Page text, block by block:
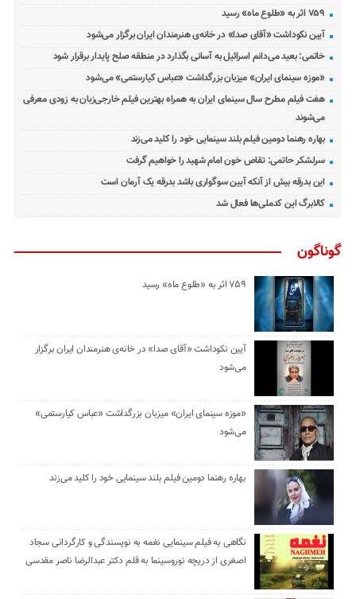
۷۵۹ اثر به «طلوع ماه» رسید
آیین نکوداشت «آقای صدا» در خانه‌ی هنرمندان ایران برگزار می‌شود
خاتمی: بعید می‌دانم اسرائیل به آسانی بگذارد در منطقه صلح پایدار برقرار شود
«موزه سینمای ایران» میزبان بزرگداشت «عباس کیارستمی» می‌شود
هفت فیلم مطرح سال سینمای ایران به همراه بهترین فیلم خارجی‌زبان به زودی معرفی
می‌شوند
بهاره رهنما دومین فیلم بلند سینمایی خود را کلید می‌زند
سرلشکر حاتمی: تقاص خون امام شهید را خواهیم گرفت
این بدرقه بیش از آنکه آیین سوگواری باشد بدرقه یک آرمان است
کالابرگ این کدملی‌ها فعال شد
گوناگون
۷۵۹ اثر به «طلوع ماه» رسید
آیین نکوداشت «آقای صدا» در خانه‌ی هنرمندان ایران برگزار
می‌شود
«موزه سینمای ایران» میزبان بزرگداشت «عباس کیارستمی»
می‌شود
بهاره رهنما دومین فیلم بلند سینمایی خود را کلید می‌زند
نگاهی به فیلم سینمایی نغمه به نویسندگی و کارگردانی سجاد
اصغری از دریچه نوروسینما به قلم دکتر عبدالرضا ناصر مقدسی